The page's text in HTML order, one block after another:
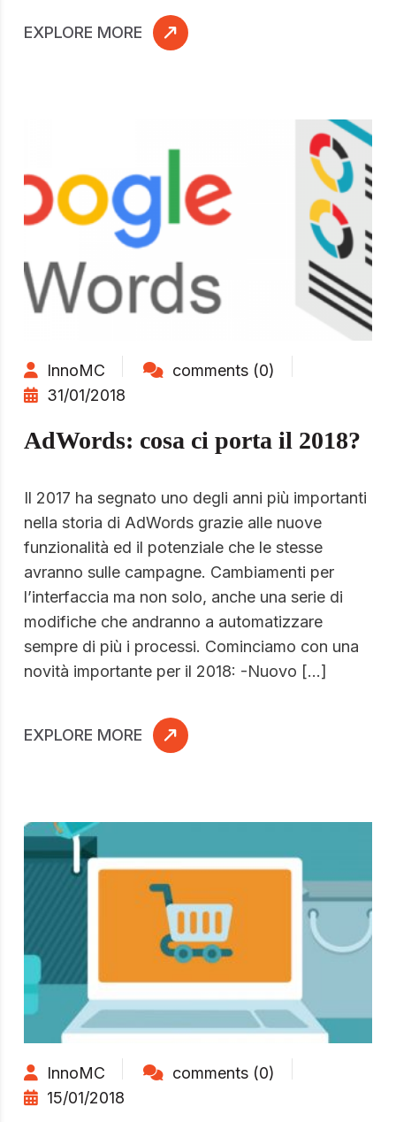
EXPLORE MORE
InnoMC
comments (0)
31/01/2018
AdWords: cosa ci porta il 2018?
Il 2017 ha segnato uno degli anni più importanti
nella storia di AdWords grazie alle nuove
funzionalità ed il potenziale che le stesse
avranno sulle campagne. Cambiamenti per
l’interfaccia ma non solo, anche una serie di
modifiche che andranno a automatizzare
sempre di più i processi. Cominciamo con una
novità importante per il 2018: -Nuovo […]
EXPLORE MORE
InnoMC
comments (0)
15/01/2018